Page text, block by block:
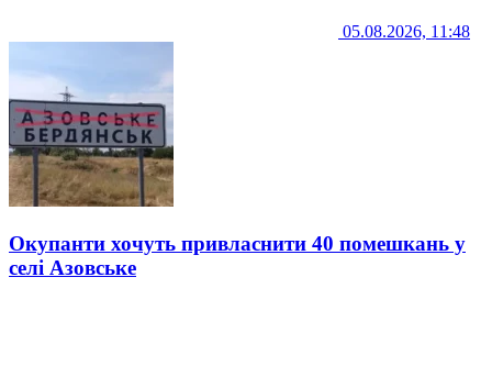
05.08.2026, 11:48
Окупанти хочуть привласнити 40 помешкань у
селі Азовське